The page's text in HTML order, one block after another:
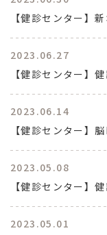
【健診センター】
2023.06.27
【健診センター】
2023.06.14
【健診センター】
2023.05.08
【健診センター】
2023.05.01